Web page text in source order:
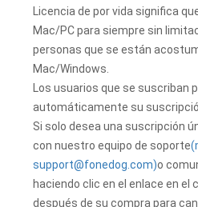
Licencia de por vida significa
Mac/PC para siempre sin
personas que se están
Mac/Windows.
Los usuarios que se suscriban
automáticamente su
Si solo desea una suscripción
con nuestro equipo de soporte
support@fonedog.com)o
haciendo clic en el enlace en el
después de su compra para